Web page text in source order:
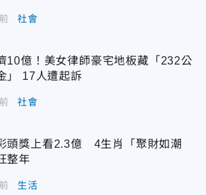
社會
10億！美女律師豪宅地板藏「232公
」 17人遭起訴
社會
頭獎上看2.3億 4生肖「聚財如潮
整年
生活